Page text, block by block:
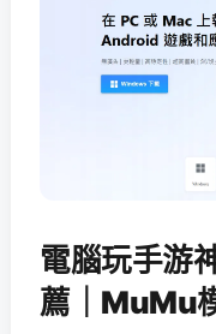
電腦玩手游
薦｜MuMu